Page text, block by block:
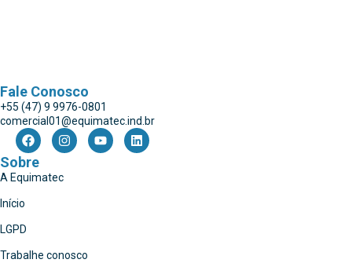
Fale Conosco
+55 (47) 9 9976-0801
comercial01@equimatec.ind.br
Sobre
A Equimatec
Início
LGPD
Trabalhe conosco